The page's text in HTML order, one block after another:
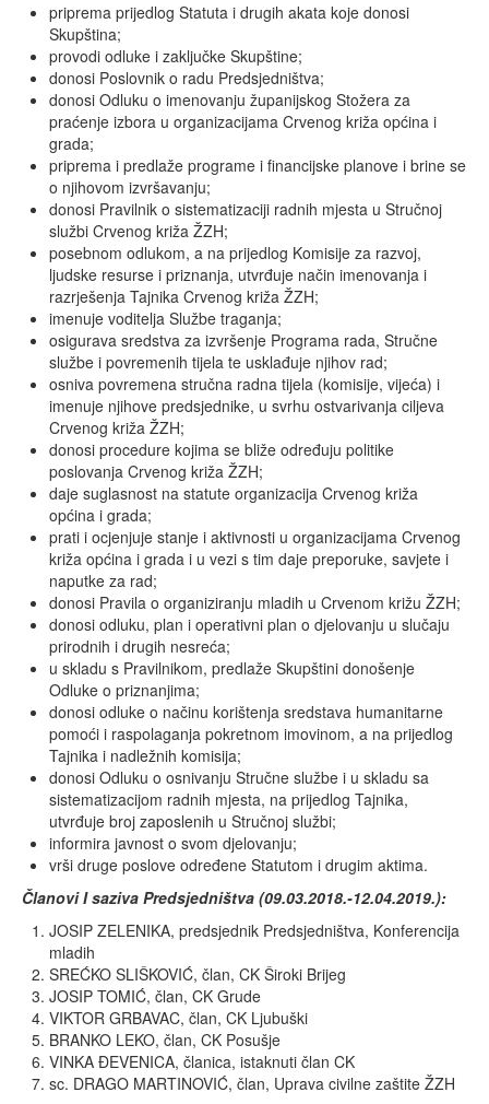
priprema prijedlog Statuta i drugih akata koje donosi
Skupština;
provodi odluke i zaključke Skupštine;
donosi Poslovnik o radu Predsjedništva;
donosi Odluku o imenovanju županijskog Stožera za
praćenje izbora u organizacijama Crvenog križa općina i
grada;
priprema i predlaže programe i financijske planove i brine se
o njihovom izvršavanju;
donosi Pravilnik o sistematizaciji radnih mjesta u Stručnoj
službi Crvenog križa ŽZH;
posebnom odlukom, a na prijedlog Komisije za razvoj,
ljudske resurse i priznanja, utvrđuje način imenovanja i
razrješenja Tajnika Crvenog križa ŽZH;
imenuje voditelja Službe traganja;
osigurava sredstva za izvršenje Programa rada, Stručne
službe i povremenih tijela te usklađuje njihov rad;
osniva povremena stručna radna tijela (komisije, vijeća) i
imenuje njihove predsjednike, u svrhu ostvarivanja ciljeva
Crvenog križa ŽZH;
donosi procedure kojima se bliže određuju politike
poslovanja Crvenog križa ŽZH;
daje suglasnost na statute organizacija Crvenog križa
općina i grada;
prati i ocjenjuje stanje i aktivnosti u organizacijama Crvenog
križa općina i grada i u vezi s tim daje preporuke, savjete i
naputke za rad;
donosi Pravila o organiziranju mladih u Crvenom križu ŽZH;
donosi odluku, plan i operativni plan o djelovanju u slučaju
prirodnih i drugih nesreća;
u skladu s Pravilnikom, predlaže Skupštini donošenje
Odluke o priznanjima;
donosi odluke o načinu korištenja sredstava humanitarne
pomoći i raspolaganja pokretnom imovinom, a na prijedlog
Tajnika i nadležnih komisija;
donosi Odluku o osnivanju Stručne službe i u skladu sa
sistematizacijom radnih mjesta, na prijedlog Tajnika,
utvrđuje broj zaposlenih u Stručnoj službi;
informira javnost o svom djelovanju;
vrši druge poslove određene Statutom i drugim aktima.
Članovi I saziva Predsjedništva (09.03.2018.-12.04.2019.):
JOSIP ZELENIKA, predsjednik Predsjedništva, Konferencija
mladih
SREĆKO SLIŠKOVIĆ, član, CK Široki Brijeg
JOSIP TOMIĆ, član, CK Grude
VIKTOR GRBAVAC, član, CK Ljubuški
BRANKO LEKO, član, CK Posušje
VINKA ĐEVENICA, članica, istaknuti član CK
sc. DRAGO MARTINOVIĆ, član, Uprava civilne zaštite ŽZH